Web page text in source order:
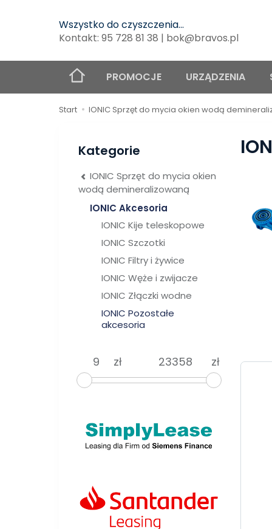
Wszystko do czyszczenia...
Kontakt: 95 728 81 38 | bok@bravos.pl
PROMOCJE URZĄDZENIA
Start IONIC Sprzęt do mycia okien wodą
Kategorie
IONIC Sprzęt do mycia okien
wodą demineralizowaną
IONIC Akcesoria
IONIC Kije teleskopowe
IONIC Szczotki
IONIC Filtry i żywice
IONIC Węże i zwijacze
IONIC Złączki wodne
IONIC Pozostałe
akcesoria
zł zł